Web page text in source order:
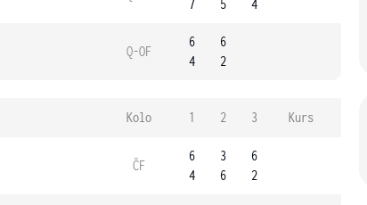
7
5
4
Q-OF
6
4
6
2
Kolo 1 2 3 Kurs
ČF
6
4
3
6
6
2